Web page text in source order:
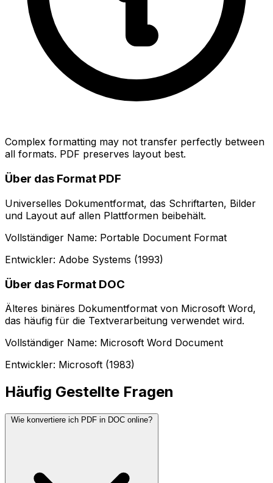
Complex formatting may not transfer perfectly between
all formats. PDF preserves layout best.
Über das Format PDF
Universelles Dokumentformat, das Schriftarten, Bilder
und Layout auf allen Plattformen beibehält.
Vollständiger Name: Portable Document Format
Entwickler: Adobe Systems (1993)
Über das Format DOC
Älteres binäres Dokumentformat von Microsoft Word,
das häufig für die Textverarbeitung verwendet wird.
Vollständiger Name: Microsoft Word Document
Entwickler: Microsoft (1983)
Häufig Gestellte Fragen
Wie konvertiere ich PDF in DOC online?